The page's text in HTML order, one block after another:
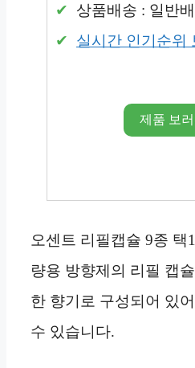
상품배송 : 일반
실시간 인기순위
제품 보러
오센트 리필캡슐 9종 택
량용 방향제의 리필 캡
한 향기로 구성되어 있
수 있습니다.